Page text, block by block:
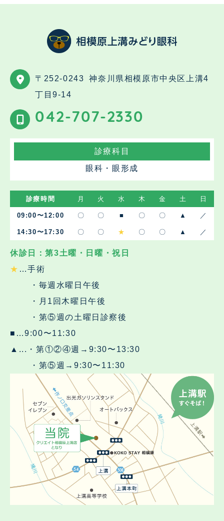
〒252-0243
神奈川県相模原市中央区上溝4
丁目9-14
042-707-2330
診療科目
眼科・眼形成
診療時間 月 火 水 木 金 土 日
09:00〜12:00 〇 〇 ■ 〇 〇 ▲ ／
14:30〜17:30 〇 〇 ★ 〇 〇 ▲ ／
休診日：第3土曜・日曜・祝日
★ …手術
・毎週水曜日午後
・月1回木曜日午後
・第⑤週の土曜日診察後
■…9:00〜11:30
▲...・第①②④週→9:30〜13:30
・第⑤週→9:30〜11:30